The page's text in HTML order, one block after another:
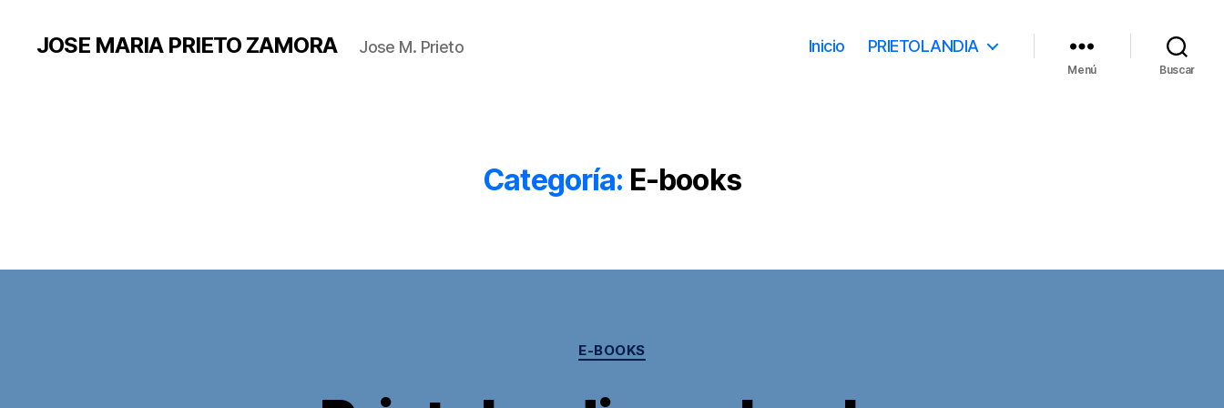
JOSE MARIA PRIETO ZAMORA Jose M. Prieto Inicio PRIETOLANDIA
Menú Buscar
Categoría: E-books
Categorías
E-BOOKS